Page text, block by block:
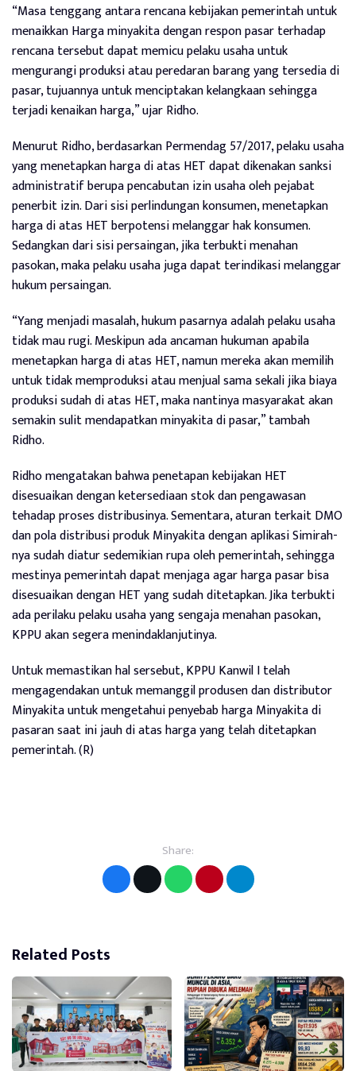
“Masa tenggang antara rencana kebijakan pemerintah untuk
menaikkan Harga minyakita dengan respon pasar terhadap
rencana tersebut dapat memicu pelaku usaha untuk
mengurangi produksi atau peredaran barang yang tersedia di
pasar, tujuannya untuk menciptakan kelangkaan sehingga
terjadi kenaikan harga,” ujar Ridho.
Menurut Ridho, berdasarkan Permendag 57/2017, pelaku usaha
yang menetapkan harga di atas HET dapat dikenakan sanksi
administratif berupa pencabutan izin usaha oleh pejabat
penerbit izin. Dari sisi perlindungan konsumen, menetapkan
harga di atas HET berpotensi melanggar hak konsumen.
Sedangkan dari sisi persaingan, jika terbukti menahan
pasokan, maka pelaku usaha juga dapat terindikasi melanggar
hukum persaingan.
“Yang menjadi masalah, hukum pasarnya adalah pelaku usaha
tidak mau rugi. Meskipun ada ancaman hukuman apabila
menetapkan harga di atas HET, namun mereka akan memilih
untuk tidak memproduksi atau menjual sama sekali jika biaya
produksi sudah di atas HET, maka nantinya masyarakat akan
semakin sulit mendapatkan minyakita di pasar,” tambah
Ridho.
Ridho mengatakan bahwa penetapan kebijakan HET
disesuaikan dengan ketersediaan stok dan pengawasan
tehadap proses distribusinya. Sementara, aturan terkait DMO
dan pola distribusi produk Minyakita dengan aplikasi Simirah-
nya sudah diatur sedemikian rupa oleh pemerintah, sehingga
mestinya pemerintah dapat menjaga agar harga pasar bisa
disesuaikan dengan HET yang sudah ditetapkan. Jika terbukti
ada perilaku pelaku usaha yang sengaja menahan pasokan,
KPPU akan segera menindaklanjutinya.
Untuk memastikan hal sersebut, KPPU Kanwil I telah
mengagendakan untuk memanggil produsen dan distributor
Minyakita untuk mengetahui penyebab harga Minyakita di
pasaran saat ini jauh di atas harga yang telah ditetapkan
pemerintah. (R)
Share:
Related Posts